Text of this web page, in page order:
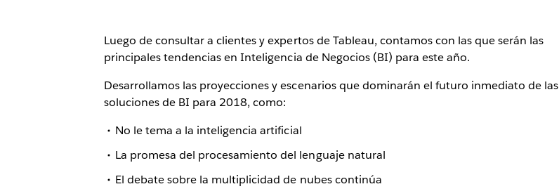
Luego de consultar a clientes y expertos de Tableau, contamos con las que serán las
principales tendencias en Inteligencia de Negocios (BI) para este año.
Desarrollamos las proyecciones y escenarios que dominarán el futuro inmediato de las
soluciones de BI para 2018, como:
No le tema a la inteligencia artificial
La promesa del procesamiento del lenguaje natural
El debate sobre la multiplicidad de nubes continúa